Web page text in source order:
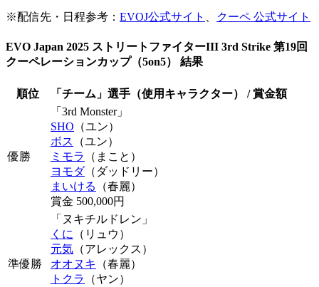
※配信先・日程参考： EVOJ公式サイト クーペ 公式サイト
EVO Japan 2025 ストリートファイターIII 3rd Strike 第19回
クーペレーションカップ（5on5） 結果
順位 「チーム」選手（使用キャラクター） / 賞金額
優勝
「3rd Monster」
SHO （ユン）
ボス
（ユン）
ミモラ
（まこと）
ヨモダ（ダッドリー）
まいける
（春麗）
賞金 500,000円
準優勝
「ヌキチルドレン」
くに
（リュウ）
元気 （アレックス）
オオヌキ
（春麗）
トクラ
（ヤン）